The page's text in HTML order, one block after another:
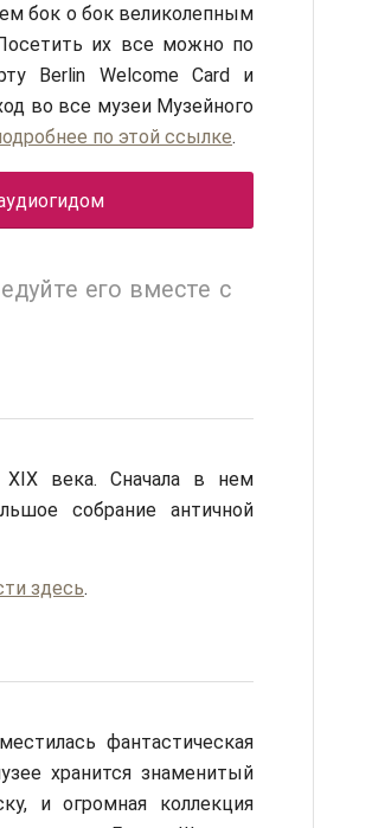
бок о бок великолепным
их все можно по
Berlin Welcome Card и
во все музеи Музейного
по этой ссылке.
его вместе с
века. Сначала в нем
собрание античной
здесь.
фантастическая
хранится знаменитый
и огромная коллекция